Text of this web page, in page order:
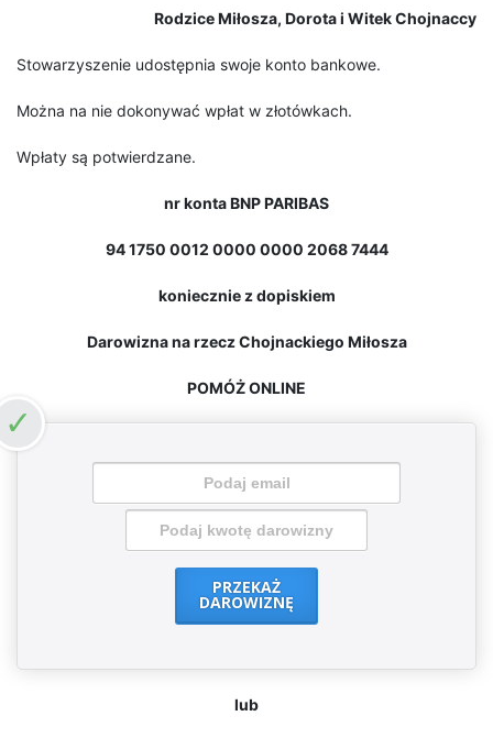
Rodzice Miłosza, Dorota i Witek Chojnaccy
Stowarzyszenie udostępnia swoje konto bankowe.
Można na nie dokonywać wpłat w złotówkach.
Wpłaty są potwierdzane.
nr konta BNP PARIBAS
94 1750 0012 0000 0000 2068 7444
koniecznie z dopiskiem
Darowizna na rzecz Chojnackiego Miłosza
POMÓŻ ONLINE
PRZEKAŻ
DAROWIZNĘ
lub